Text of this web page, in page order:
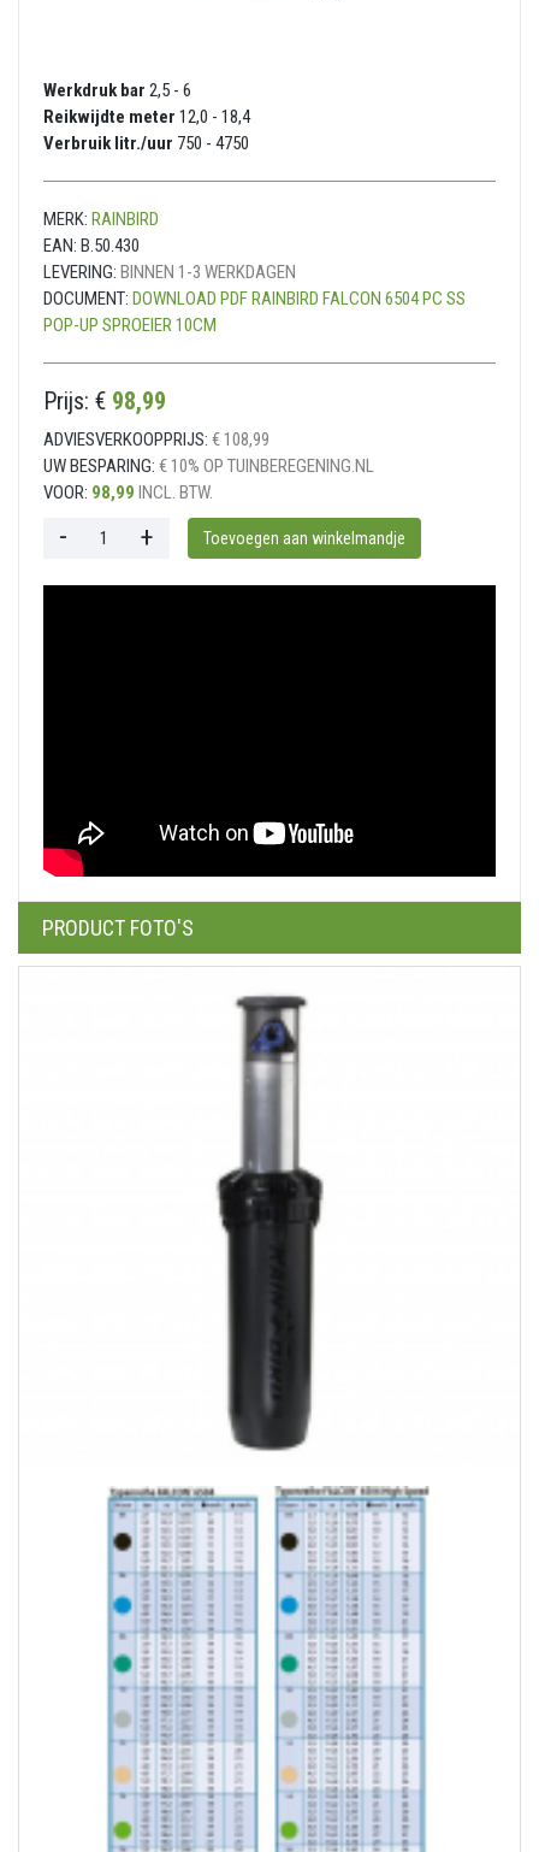
Werkdruk bar 2,5 - 6
Reikwijdte meter 12,0 - 18,4
Verbruik litr./uur 750 - 4750
MERK: RAINBIRD
EAN: B.50.430
LEVERING: BINNEN 1-3 WERKDAGEN
DOCUMENT: DOWNLOAD PDF RAINBIRD FALCON 6504 PC SS
POP-UP SPROEIER 10CM
Prijs: € 98,99
ADVIESVERKOOPPRIJS: € 108,99
UW BESPARING: € 10% OP TUINBEREGENING.NL
VOOR: 98,99 INCL. BTW.
PRODUCT FOTO'S